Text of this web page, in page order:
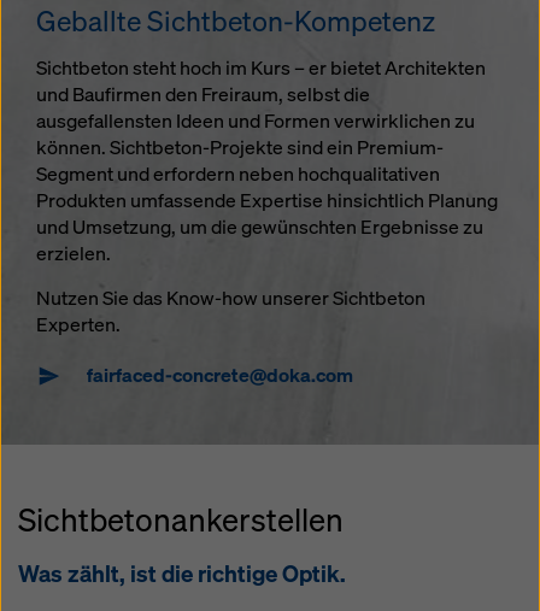
Geballte Sichtbeton-Kompetenz
Sichtbeton steht hoch im Kurs – er bietet Architekten
und Baufirmen den Freiraum, selbst die
ausgefallensten Ideen und Formen verwirklichen zu
können. Sichtbeton-Projekte sind ein Premium-
Segment und erfordern neben hochqualitativen
Produkten umfassende Expertise hinsichtlich Planung
und Umsetzung, um die gewünschten Ergebnisse zu
erzielen.
Nutzen Sie das Know-how unserer Sichtbeton
Experten.
fairfaced-concrete@doka.com
Sichtbetonankerstellen
Was zählt, ist die richtige Optik.